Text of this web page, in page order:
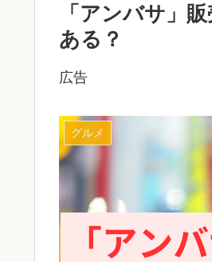
「アンバサ」
ある？
広告
グルメ